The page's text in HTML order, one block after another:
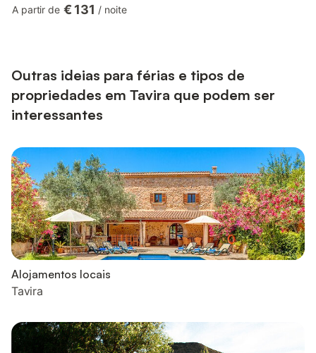
minutos. Através do antigo mercado de peixe coberto, chega
A partir de € 131 / noite
Outras ideias para férias e tipos de
propriedades em Tavira que podem ser
interessantes
Alojamentos locais
Tavira